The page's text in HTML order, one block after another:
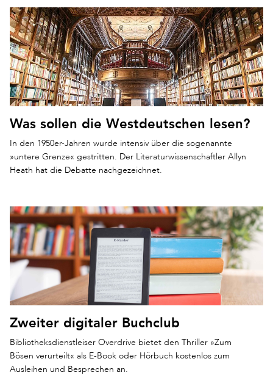
Was sollen die Westdeutschen lesen?
In den 1950er-Jahren wurde intensiv über die sogenannte
»untere Grenze« gestritten. Der Literaturwissenschaftler Allyn
Heath hat die Debatte nachgezeichnet.
Zweiter digitaler Buchclub
Bibliotheksdienstleiser Overdrive bietet den Thriller »Zum
Bösen verurteilt« als E-Book oder Hörbuch kostenlos zum
Ausleihen und Besprechen an.